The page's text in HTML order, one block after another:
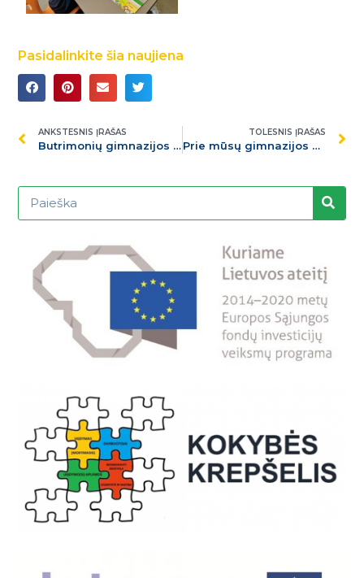
Pasidalinkite šia naujiena
ANKSTESNIS ĮRAŠAS
Butrimonių gimnazijos penktokai – nacionalinio konkurso „Sveikas protas“ finale
TOLESNIS ĮRAŠAS
Prie mūsų gimnazijos skleidžiasi tikras pavasario stebuklas – pražydo sakurų parkelis!